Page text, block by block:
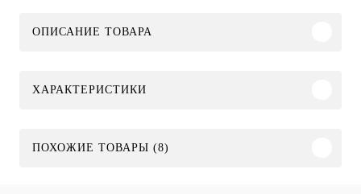
ОПИСАНИЕ ТОВАРА
ХАРАКТЕРИСТИКИ
ПОХОЖИЕ ТОВАРЫ (8)